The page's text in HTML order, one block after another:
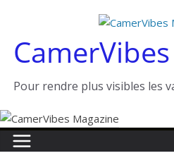
contenu
Pour rendre plus visibles les